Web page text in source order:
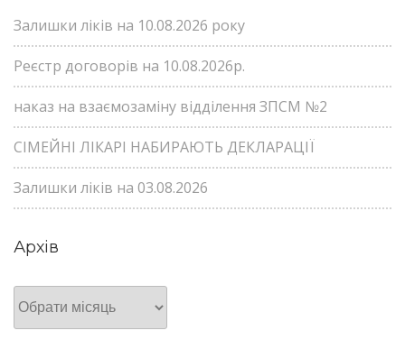
Залишки ліків на 10.08.2026 року
Реєстр договорів на 10.08.2026р.
наказ на взаємозаміну відділення ЗПСМ №2
СІМЕЙНІ ЛІКАРІ НАБИРАЮТЬ ДЕКЛАРАЦІЇ
Залишки ліків на 03.08.2026
Архів
Архів